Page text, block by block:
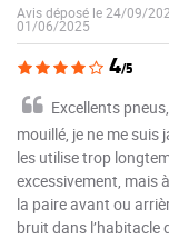
Avis déposé le 24/09/
01/06/2025
4/5
Excellents
mouillé, je ne me suis
les utilise trop
excessivement, mais
la paire avant ou
bruit dans l’habitacle